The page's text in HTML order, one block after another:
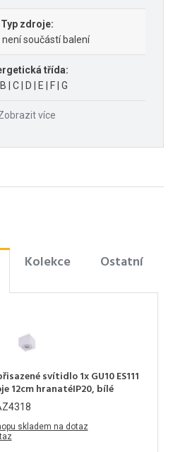
Typ zdroje:
součástí balení
třída:
| C | D | E | F | G
více
Kolekce Ostatní
svítidlo 1x GU10 ES111
12cm hranatéIP20, bílé
skladem na dotaz